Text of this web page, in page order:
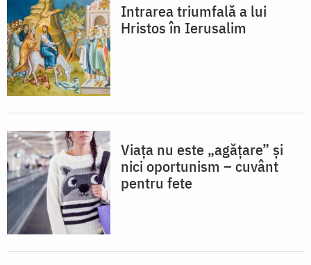
Intrarea triumfală a lui
Hristos în Ierusalim
Viața nu este „agățare” și
nici oportunism – cuvânt
pentru fete